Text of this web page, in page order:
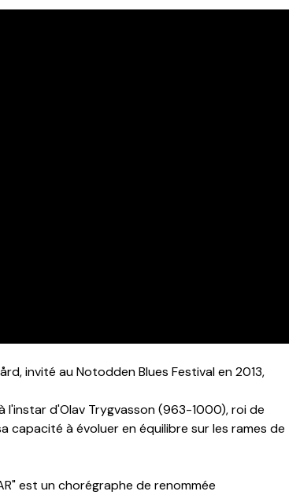
invité au Notodden Blues Festival en 2013,
l'instar d'Olav Trygvasson (963-1000), roi de
à évoluer en équilibre sur les rames de
est un chorégraphe de renommée